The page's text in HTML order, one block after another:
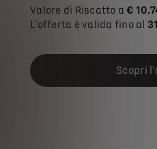
Valore di Riscatto a€
L'offerta è valida fino al
Scopri